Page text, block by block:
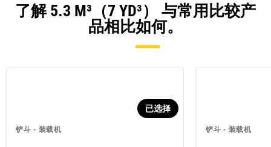
了解 5.3 M³（7 YD³） 与常用比较产
品相比如何。
铲斗 - 装载机
已选择
铲斗 - 装载机